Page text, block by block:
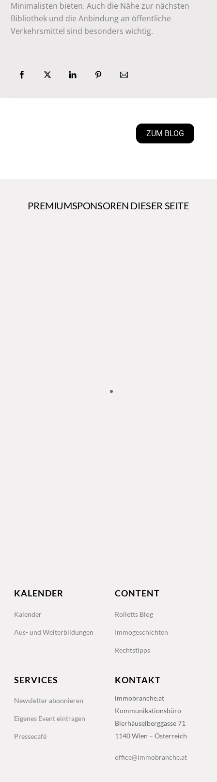
Minimalisten bieten. Auch die Nähe zur nächsten
Bibliothek und die Anbindung an öffentliche
Verkehrsmittel sind besonders wichtig.
ZUM BLOG
PREMIUMSPONSOREN DIESER SEITE
KALENDER
Kalender
Aus- und Weiterbildungen
CONTENT
Rolletts Blog
Immogeschichten
Rechtstipps
SERVICES
Newsletter abonnieren
Eigenes Event eintragen
Pressecafé
KONTAKT
immobranche.at
Kommunikationsbüro
Bierhäuselberggasse 71
1140 Wien – Österreich
office@immobranche.at